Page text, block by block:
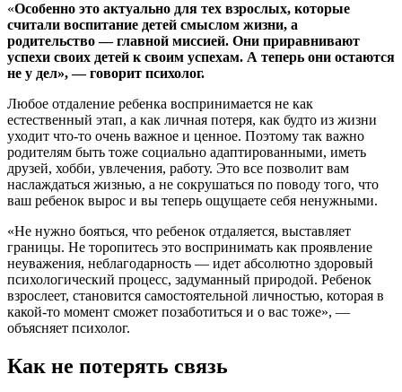
«Особенно это актуально для тех взрослых, которые
считали воспитание детей смыслом жизни, а
родительство — главной миссией. Они приравнивают
успехи своих детей к своим успехам. А теперь они остаются
не у дел», — говорит психолог.
Любое отдаление ребенка воспринимается не как
естественный этап, а как личная потеря, как будто из жизни
уходит что-то очень важное и ценное. Поэтому так важно
родителям быть тоже социально адаптированными, иметь
друзей, хобби, увлечения, работу. Это все позволит вам
наслаждаться жизнью, а не сокрушаться по поводу того, что
ваш ребенок вырос и вы теперь ощущаете себя ненужными.
«Не нужно бояться, что ребенок отдаляется, выставляет
границы. Не торопитесь это воспринимать как проявление
неуважения, неблагодарность — идет абсолютно здоровый
психологический процесс, задуманный природой. Ребенок
взрослеет, становится самостоятельной личностью, которая в
какой-то момент сможет позаботиться и о вас тоже», —
объясняет психолог.
Как не потерять связь